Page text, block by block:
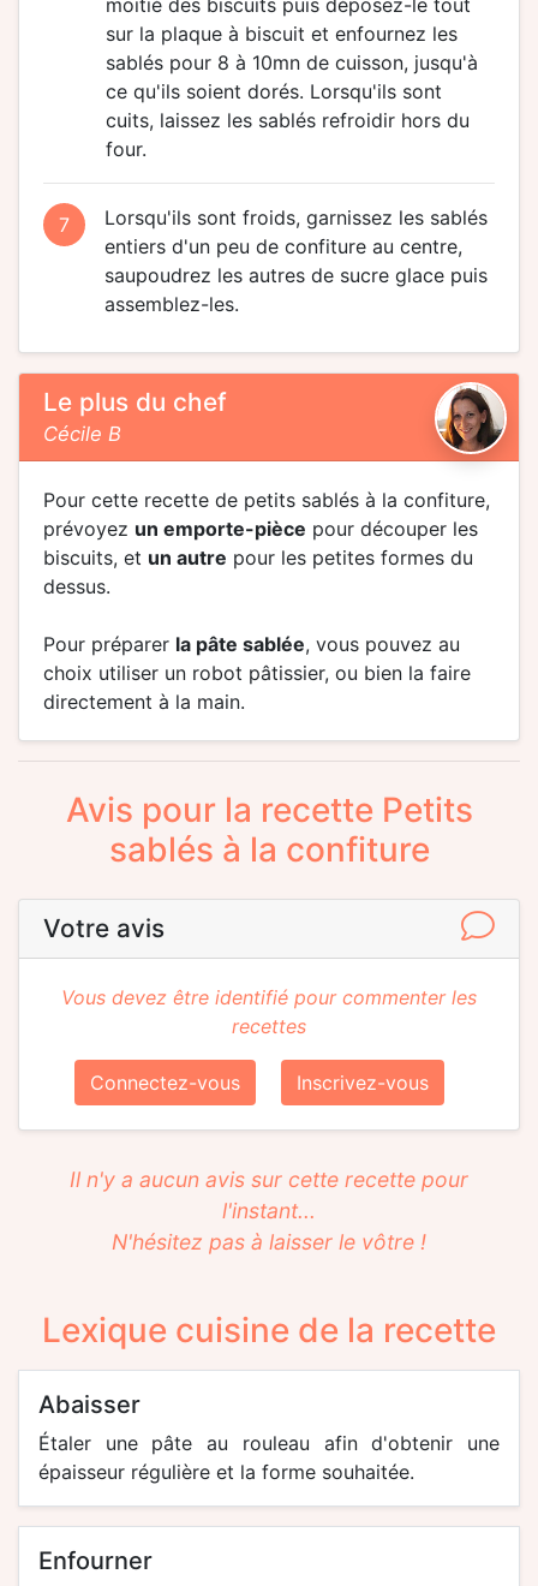
moitié des biscuits puis déposez-le tout
sur la plaque à biscuit et enfournez les
sablés pour 8 à 10mn de cuisson, jusqu'à
ce qu'ils soient dorés. Lorsqu'ils sont
cuits, laissez les sablés refroidir hors du
four.
7
Lorsqu'ils sont froids, garnissez les sablés
entiers d'un peu de confiture au centre,
saupoudrez les autres de sucre glace puis
assemblez-les.
Le plus du chef
Cécile B
Pour cette recette de petits sablés à la confiture,
prévoyez un emporte-pièce pour découper les
biscuits, et un autre pour les petites formes du
dessus.
Pour préparer la pâte sablée, vous pouvez au
choix utiliser un robot pâtissier, ou bien la faire
directement à la main.
Avis pour la recette Petits
sablés à la confiture
Votre avis
Vous devez être identifié pour commenter les
recettes
Connectez-vous Inscrivez-vous
Il n'y a aucun avis sur cette recette pour
l'instant...
N'hésitez pas à laisser le vôtre !
Lexique cuisine de la recette
abaisser
Étaler une pâte au rouleau afin d'obtenir une
épaisseur régulière et la forme souhaitée.
enfourner